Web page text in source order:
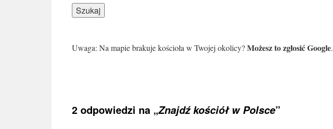
Uwaga: Na mapie brakuje kościoła w Twojej okolicy?Możesz to zgłosić Google.
2 odpowiedzi na „Znajdź kościół w Polsce”